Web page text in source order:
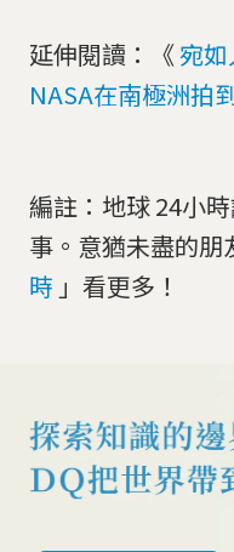
延伸閱讀：《宛
NASA在南極洲拍
編註：地球 24小
事。意猶未盡的朋
時 」看更多！